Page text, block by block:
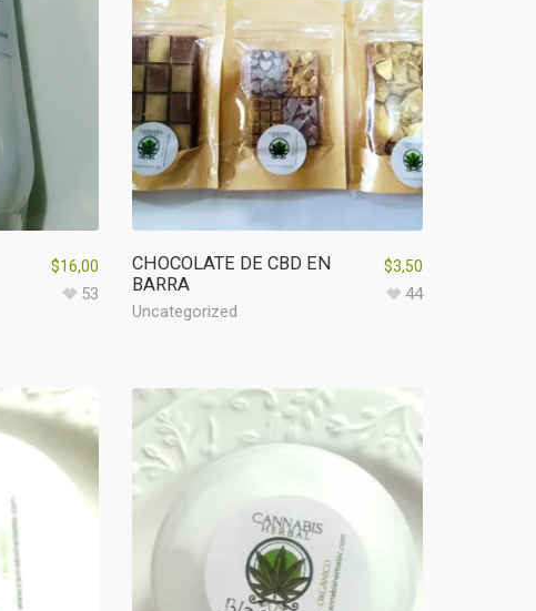
$16,00
53
CHOCOLATE DE CBD EN
BARRA
Uncategorized
$3,50
44